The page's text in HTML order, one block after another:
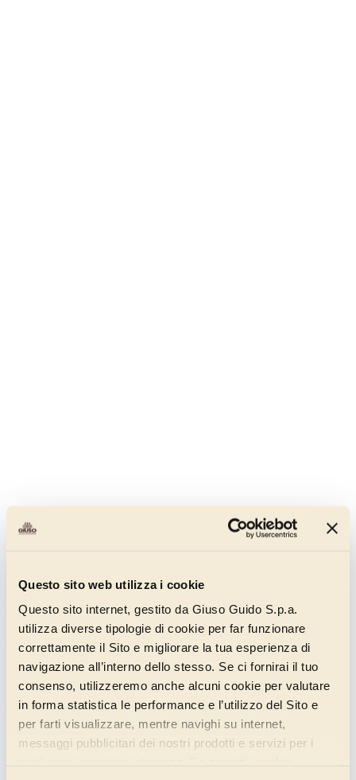
Questo sito web utilizza i cookie
Questo sito internet, gestito da Giuso Guido S.p.a.
utilizza diverse tipologie di cookie per far funzionare
correttamente il Sito e migliorare la tua esperienza di
navigazione all’interno dello stesso. Se ci fornirai il tuo
consenso, utilizzeremo anche alcuni cookie per valutare
in forma statistica le performance e l’utilizzo del Sito e
per farti visualizzare, mentre navighi su internet,
messaggi pubblicitari dei nostri prodotti e servizi per i
deep embracing flavour.
Discover more